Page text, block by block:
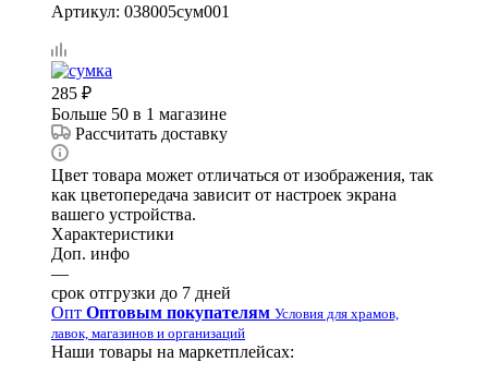
Артикул: 038005сум001
285 ₽
Больше 50 в 1 магазине
Рассчитать доставку
Цвет товара может отличаться от изображения, так
как цветопередача зависит от настроек экрана
вашего устройства.
Характеристики
Доп. инфо
—
срок отгрузки до 7 дней
Опт Оптовым покупателям Условия для храмов,
лавок, магазинов и организаций
Наши товары на маркетплейсах: